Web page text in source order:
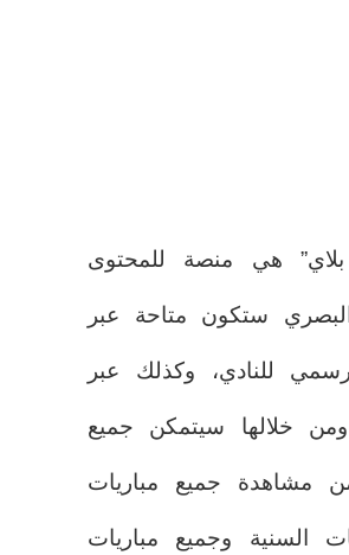
بلاي” هي منصة للمحتوى
ستكون متاحة عبر
للنادي، وكذلك عبر
ومن خلالها سيتمكن جميع
مشاهدة جميع مباريات
السنية وجميع مباريات